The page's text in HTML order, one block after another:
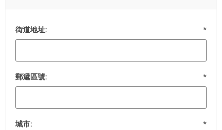
街道地址: *
郵遞區號: *
城市: *